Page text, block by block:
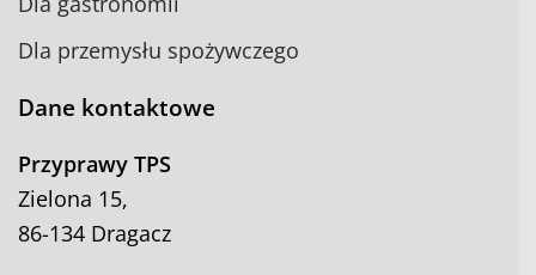
Dla przemysłu spożywczego
Dane kontaktowe
Przyprawy TPS
Zielona 15,
86-134 Dragacz